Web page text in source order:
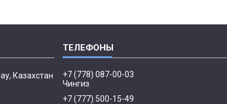
Казахстан
+7 (778) 087-00-03
Чингиз
+7 (777) 500-15-49